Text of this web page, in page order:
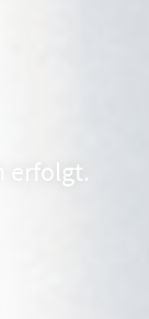
erfolgt.